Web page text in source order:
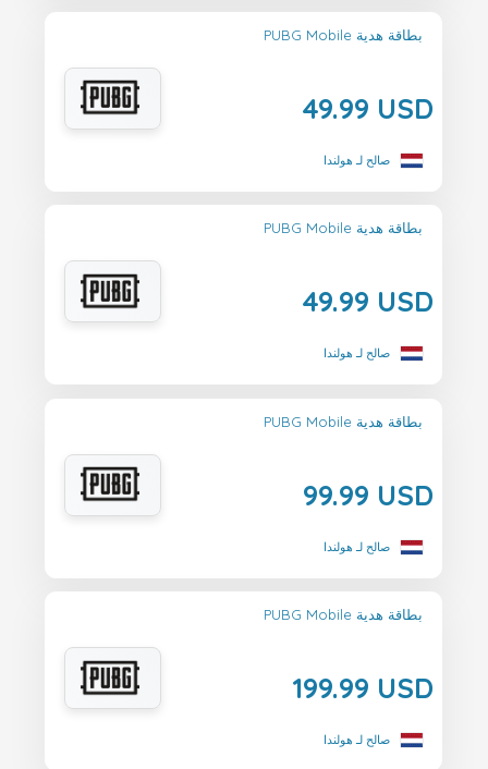
PUBG Mobile بطاقة هدية
49.99 USD
صالح لـ هولندا
PUBG Mobile بطاقة هدية
49.99 USD
صالح لـ هولندا
PUBG Mobile بطاقة هدية
99.99 USD
صالح لـ هولندا
PUBG Mobile بطاقة هدية
199.99 USD
صالح لـ هولندا